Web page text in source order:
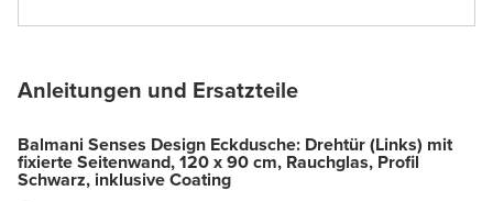
Anleitungen und Ersatzteile
Balmani Senses Design Eckdusche: Drehtür (Links) mit
fixierte Seitenwand, 120 x 90 cm, Rauchglas, Profil
Schwarz, inklusive Coating